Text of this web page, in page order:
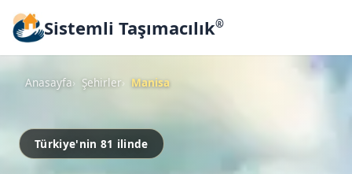
Sistemli Taşımacılık®
Anasayfa Şehirler Manisa
Türkiye'nin 81 ilinde